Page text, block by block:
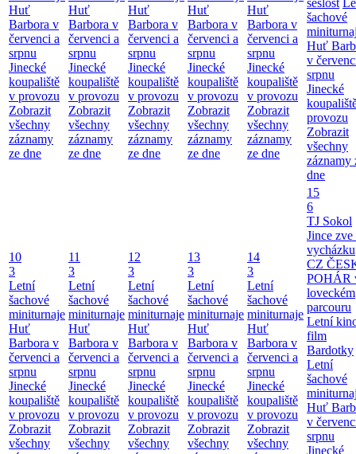
Huť
Barbora v
červenci a
srpnu
Jinecké
koupaliště
v provozu
Zobrazit
všechny
záznamy
ze dne
Huť
Barbora v
červenci a
srpnu
Jinecké
koupaliště
v provozu
Zobrazit
všechny
záznamy
ze dne
Huť
Barbora v
červenci a
srpnu
Jinecké
koupaliště
v provozu
Zobrazit
všechny
záznamy
ze dne
Huť
Barbora v
červenci a
srpnu
Jinecké
koupaliště
v provozu
Zobrazit
všechny
záznamy
ze dne
Huť
Barbora v
červenci a
srpnu
Jinecké
koupaliště
v provozu
Zobrazit
všechny
záznamy
ze dne
šachové
Huť
v
srpnu
Jinecké
provozu
Zobrazit
všechny
záznamy
dne
10
3
Letní
šachové
miniturnaje
Huť
Barbora v
červenci a
srpnu
Jinecké
koupaliště
v provozu
Zobrazit
všechny
11
3
Letní
šachové
miniturnaje
Huť
Barbora v
červenci a
srpnu
Jinecké
koupaliště
v provozu
Zobrazit
všechny
12
3
Letní
šachové
miniturnaje
Huť
Barbora v
červenci a
srpnu
Jinecké
koupaliště
v provozu
Zobrazit
všechny
13
3
Letní
šachové
miniturnaje
Huť
Barbora v
červenci a
srpnu
Jinecké
koupaliště
v provozu
Zobrazit
všechny
14
3
Letní
šachové
miniturnaje
Huť
Barbora v
červenci a
srpnu
Jinecké
koupaliště
v provozu
Zobrazit
všechny
15
6
TJ Sokol
Jince zve
vycházku
CZ
POHÁR
loveckém
parcouru
Letní
film
Bardotky
Letní
šachové
Huť
v
srpnu
Jinecké